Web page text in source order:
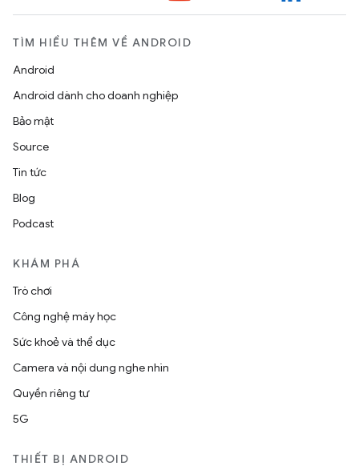
TÌM HIỂU THÊM VỀ ANDROID
Android
Android dành cho doanh nghiệp
Bảo mật
Source
Tin tức
Blog
Podcast
KHÁM PHÁ
Trò chơi
Công nghệ máy học
Sức khoẻ và thể dục
Camera và nội dung nghe nhìn
Quyền riêng tư
5G
THIẾT BỊ ANDROID